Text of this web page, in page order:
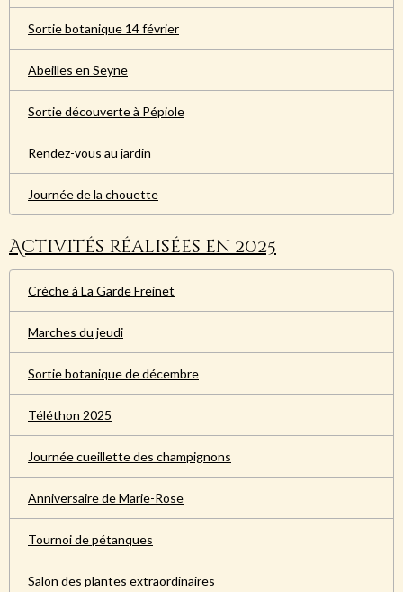
Sortie botanique 14 février
Abeilles en Seyne
Sortie découverte à Pépiole
Rendez-vous au jardin
Journée de la chouette
Activités réalisées en 2025
Crèche à La Garde Freinet
Marches du jeudi
Sortie botanique de décembre
Téléthon 2025
Journée cueillette des champignons
Anniversaire de Marie-Rose
Tournoi de pétanques
Salon des plantes extraordinaires